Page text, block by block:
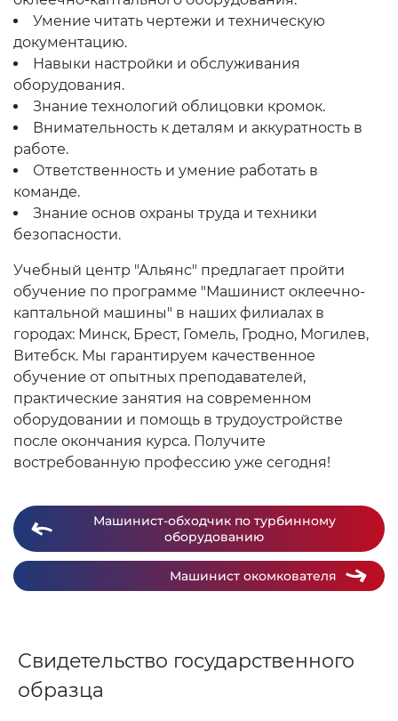
Умение читать чертежи и техническую
документацию.
Навыки настройки и обслуживания
оборудования.
Знание технологий облицовки кромок.
Внимательность к деталям и аккуратность в
работе.
Ответственность и умение работать в
команде.
Знание основ охраны труда и техники
безопасности.
Учебный центр "Альянс" предлагает пройти
обучение по программе "Машинист оклеечно-
каптальной машины" в наших филиалах в
городах: Минск, Брест, Гомель, Гродно, Могилев,
Витебск. Мы гарантируем качественное
обучение от опытных преподавателей,
практические занятия на современном
оборудовании и помощь в трудоустройстве
после окончания курса. Получите
востребованную профессию уже сегодня!
Машинист-обходчик по турбинному
оборудованию
Машинист окомкователя
Свидетельство государственного
образца